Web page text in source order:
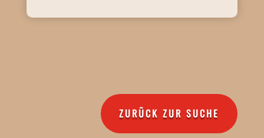
ZURÜCK ZUR SUCHE